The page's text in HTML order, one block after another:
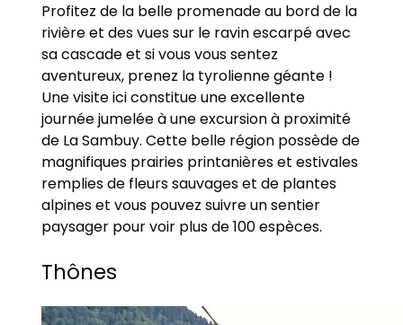
Profitez de la belle promenade au bord de la
rivière et des vues sur le ravin escarpé avec
sa cascade et si vous vous sentez
aventureux, prenez la tyrolienne géante !
Une visite ici constitue une excellente
journée jumelée à une excursion à proximité
de La Sambuy. Cette belle région possède de
magnifiques prairies printanières et estivales
remplies de fleurs sauvages et de plantes
alpines et vous pouvez suivre un sentier
paysager pour voir plus de 100 espèces.
Thônes